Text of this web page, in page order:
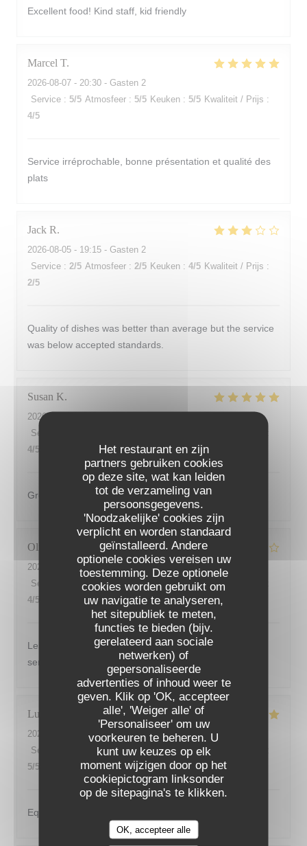
Het restaurant en zijn
partners gebruiken cookies
op deze site, wat kan leiden
tot de verzameling van
persoonsgegevens.
'Noodzakelijke' cookies zijn
verplicht en worden standaard
geïnstalleerd. Andere
optionele cookies vereisen uw
toestemming. Deze optionele
cookies worden gebruikt om
uw navigatie te analyseren,
het sitepubliek te meten,
functies te bieden (bijv.
gerelateerd aan sociale
netwerken) of
gepersonaliseerde
advertenties of inhoud weer te
geven. Klik op 'OK, accepteer
alle', 'Weiger alle' of
'Personaliseer' om uw
voorkeuren te beheren. U
kunt uw keuzes op elk
moment wijzigen door op het
cookiepictogram linksonder
op de sitepagina's te klikken.
OK, accepteer alle
Excellent food! Kind staff, kid friendly
Marcel T
2026-08-07 - 20:30 - Gasten 2
Service : 5/5 Atmosfeer : 5/5 Keuken : 5/5 Kwaliteit / Prijs :
4/5
Service irréprochable, bonne présentation et qualité des
plats
Jack R
2026-08-05 - 19:15 - Gasten 2
Service : 2/5 Atmosfeer : 2/5 Keuken : 4/5 Kwaliteit / Prijs :
2/5
Quality of dishes was better than average but the service
was below accepted standards.
Susan K
2026-08-04
Service
4/5
Great waiter
Olivier
2026-08-02
- 13:45 - Gasten 3
Service
Atmosfeer: 4/5 Keuken: 5/5 Kwaliteit / Prijs
4/5
Les plats sont très bien présentés et excellents. Le
service du midi n est pas à l image de l établissement...
Lucita
2026-07-30
- 12:30 - Gasten 3
Service
Atmosfeer : 5 /5 Keuken : 5 /5 Kwaliteit / Prijs
5/5
Equipe au petits soins, cuisine délicieuse.
LES SAISONS